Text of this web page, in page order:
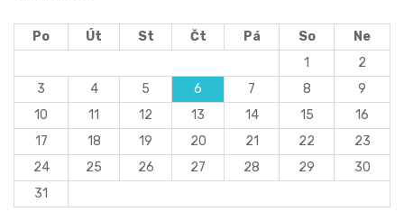
Po Út St Čt Pá So
Ne
1
2
3
4 5 6 7 8
9
10
11 12 13 14 15
16
17
18 19 20 21 22
23
24
25 26 27 28 29
30
31